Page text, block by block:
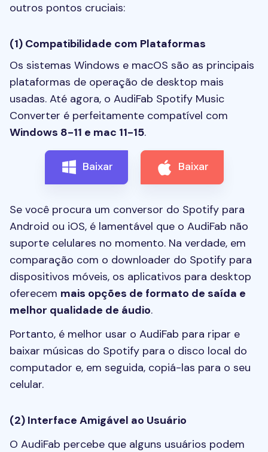
outros pontos cruciais:
(1) Compatibilidade com Plataformas
Os sistemas Windows e macOS são as principais
plataformas de operação de desktop mais
usadas. Até agora, o AudiFab Spotify Music
Converter é perfeitamente compatível com
Windows 8-11 e mac 11-15.
Baixar Baixar
Se você procura um conversor do Spotify para
Android ou iOS, é lamentável que o AudiFab não
suporte celulares no momento. Na verdade, em
comparação com o downloader do Spotify para
dispositivos móveis, os aplicativos para desktop
oferecem mais opções de formato de saída e
melhor qualidade de áudio.
Portanto, é melhor usar o AudiFab para ripar e
baixar músicas do Spotify para o disco local do
computador e, em seguida, copiá-las para o seu
celular.
(2) Interface Amigável ao Usuário
O AudiFab percebe que alguns usuários podem